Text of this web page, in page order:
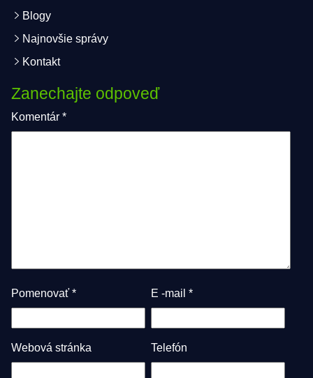
Blogy
Najnovšie správy
Kontakt
Zanechajte odpoveď
Komentár *
Pomenovať * E -mail *
Webová stránka Telefón